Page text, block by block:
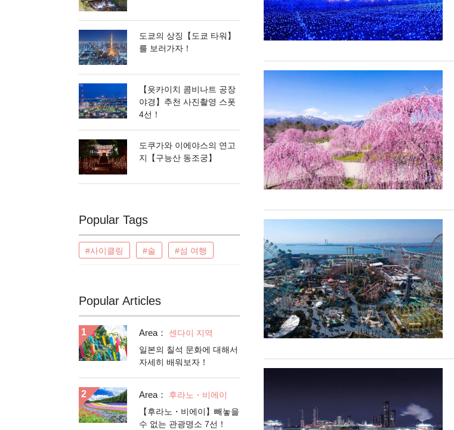
도쿄의 상징【도쿄 타워】
를 보러가자！
【욧카이치 콤비나트 공장
야경】추천 사진촬영 스폿
4선！
도쿠가와 이에야스의 연고
지【구능산 동조궁】
Popular Tags
#사이클링 #술 #섬 여행
Popular Articles
Area：
센다이 지역
일본의 칠석 문화에 대해서
자세히 배워보자！
Area：
후라노・비에이
【후라노・비에이】빼놓을
수 없는 관광명소 7선！